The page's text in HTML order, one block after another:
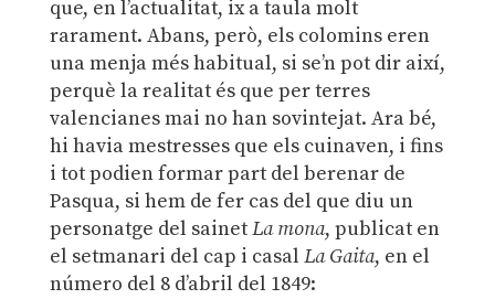
que, en l’actualitat, ix a taula molt
rarament. Abans, però, els colomins eren
una menja més habitual, si se’n pot dir així,
perquè la realitat és que per terres
valencianes mai no han sovintejat. Ara bé,
hi havia mestresses que els cuinaven, i fins
i tot podien formar part del berenar de
Pasqua, si hem de fer cas del que diu un
personatge del sainetLa mona, publicat en
el setmanari del cap i casal La Gaita, en el
número del 8 d’abril del 1849: